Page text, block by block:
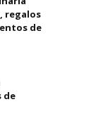
regalos
de
de